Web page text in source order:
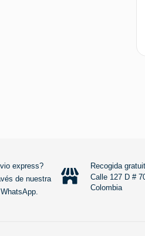
express?
de nuestra
Recogida
Calle 127 D #
Colombia